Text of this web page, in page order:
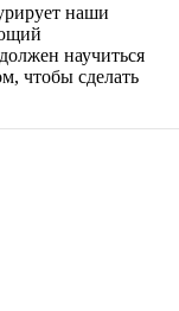
наши
научиться
чтобы сделать